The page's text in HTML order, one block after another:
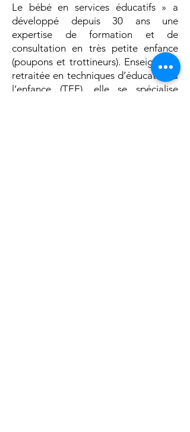
Le bébé en services éducatifs » a
développé depuis 30 ans une
expertise de formation et de
consultation en très petite enfance
(poupons et trottineurs). Enseignante
retraitée en techniques d’éducation à
l’enfance (TEE), elle se spécialise